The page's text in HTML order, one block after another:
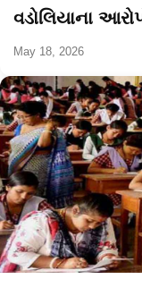
વડોલિયાના
May 18, 2026